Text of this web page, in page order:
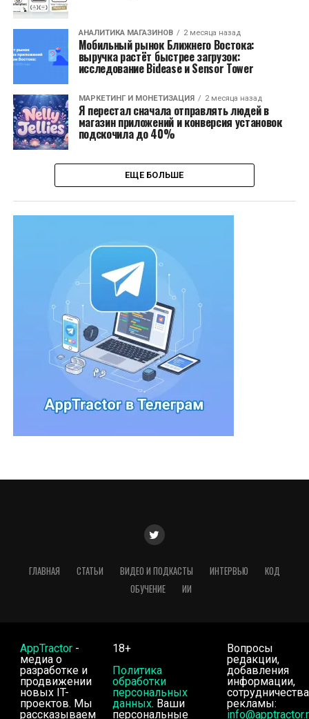
АНАЛИТИКА МАГАЗИНОВ 2 месяца назад
Мобильный рынок Ближнего Востока:
выручка растёт быстрее загрузок:
исследование Bidease и Sensor Tower
МАРКЕТИНГ И МОНЕТИЗАЦИЯ 2 месяца назад
Я перестал сначала отправлять людей в
магазин приложений и конверсия установок
подскочила до 40%
ЕЩЕ БОЛЬШЕ
ГЛАВНАЯ СТАТЬИ ВИДЕО И ПОДКАСТЫ ИНТЕРВЬЮ
КОД
ОБУЧЕНИЕ
ИИ
AppTractor-
медиа о
разработке и
продвижении
новых IT-
проектов. Мы
рассказываем
18+
Политика
обработки
персональных
данных. Ваши
персональные
Вопросы
редакции,
добавления
информации,
рекламы: